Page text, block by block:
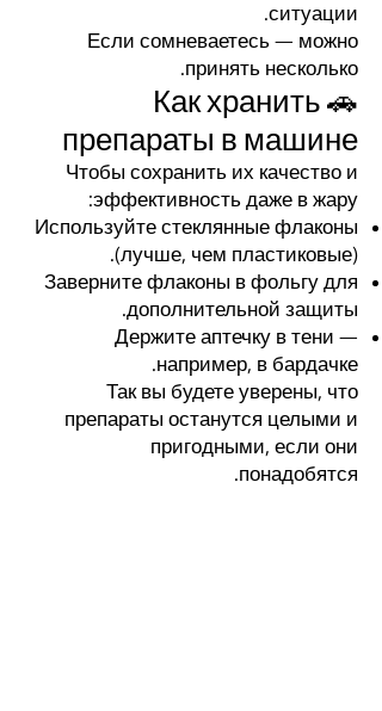
ситуации.
Если сомневаетесь — можно
принять несколько.
🚗 Как хранить
препараты в машине
Чтобы сохранить их качество и
эффективность даже в жару:
Используйте стеклянные флаконы
(лучше, чем пластиковые).
Заверните флаконы в фольгу для
дополнительной защиты.
Держите аптечку в тени —
например, в бардачке.
Так вы будете уверены, что
препараты останутся целыми и
пригодными, если они
понадобятся.